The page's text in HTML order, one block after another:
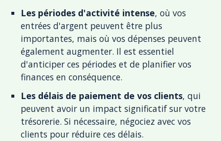
Les périodes d'activité intense, où vos
entrées d'argent peuvent être plus
importantes, mais où vos dépenses peuvent
également augmenter. Il est essentiel
d'anticiper ces périodes et de planifier vos
finances en conséquence.
Les délais de paiement de vos clients, qui
peuvent avoir un impact significatif sur votre
trésorerie. Si nécessaire, négociez avec vos
clients pour réduire ces délais.